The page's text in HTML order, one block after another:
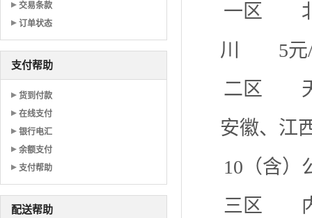
一区 北
川 5元/
二区 天
安徽、江
10（含）
三区 内
交易条款
订单状态
支付帮助
货到付款
在线支付
银行电汇
余额支付
支付帮助
配送帮助